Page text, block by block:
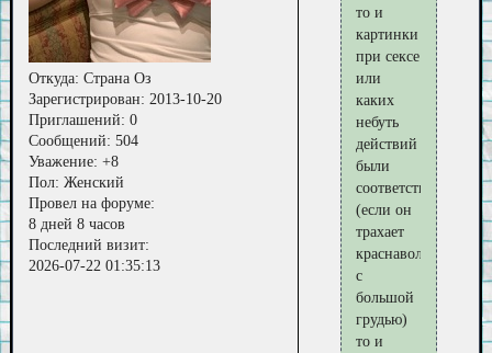
Откуда: Страна Оз
Зарегистрирован: 2013-10-20
Приглашений: 0
Сообщений: 504
Уважение: +8
Пол: Женский
Провел на форуме:
8 дней 8 часов
Последний визит:
2026-07-22 01:35:13
то и
картинки
при сексе
или
каких
небуть
действий
были
соответственны
(если он
трахает
краснаволосую
с
большой
грудью)
то и